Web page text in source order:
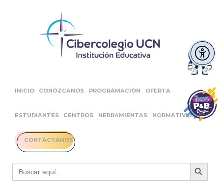
INICIO CONÓZCANOS PROGRAMACIÓN OFERTA
ESTUDIANTES CENTROS HERRAMIENTAS NORMATIVIDAD
CONTÁCTANOS
Buscar: Botón